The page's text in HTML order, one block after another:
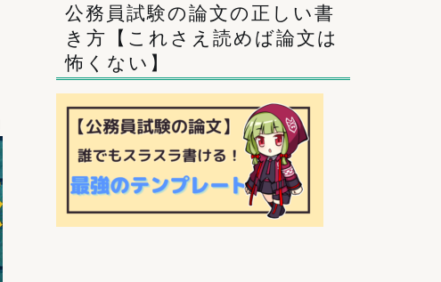
公務員試験の論文の正しい書
き方【これさえ読めば論文は
怖くない】